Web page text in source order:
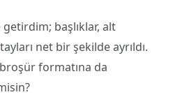
başlıklar, alt
net bir şekilde ayrıldı.
formatına da